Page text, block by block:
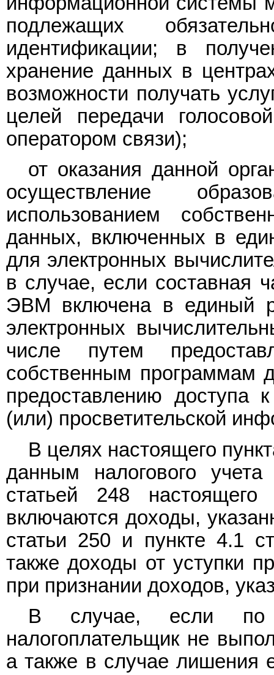
подлежащих
идентификации; в
хранение данных в
возможности получать
целей передачи
оператором связи);
от оказания данной
осуществление
использованием
данных, включенных в
для электронных
в случае, если составная
ЭВМ включена в единый
электронных
числе путем
собственным программам
предоставлению доступа
(или) просветительской
В целях настоящего
данным налогового
статьей 248
включаются доходы,
статьи 250 и пункте 4.1
также доходы от уступки
при признании доходов,
В случае, если по
налогоплательщик не
а также в случае лишения